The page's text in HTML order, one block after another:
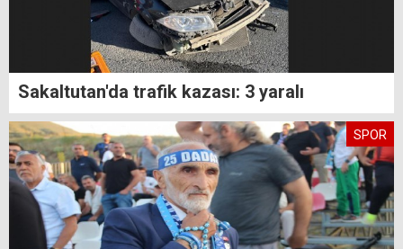
Sakaltutan'da trafik kazası: 3 yaralı
SPOR